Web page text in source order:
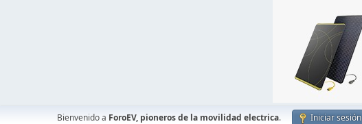
Bienvenido a ForoEV, pioneros de la movilidad electrica. Iniciar sesión